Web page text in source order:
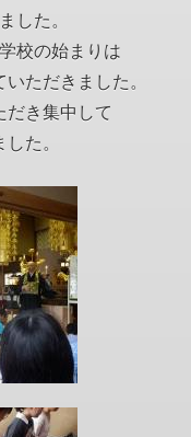
した。
校の始まりは
ただきました。
だき集中して
た。